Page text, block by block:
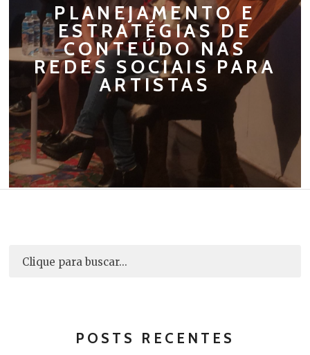
PLANEJAMENTO E
ESTRATÉGIAS DE
CONTEÚDO NAS
REDES SOCIAIS PARA
ARTISTAS
POSTS RECENTES